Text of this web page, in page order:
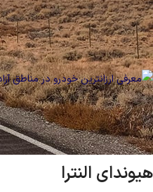
2025-12-20
در تاریخ 2025-12-20
0
از آنجایی که در حال حاضر واردات
معرفی ارزانترین خودرو در مناطق
خودروهای خارجی به کشور تبدیل شده
هیوندای النترا